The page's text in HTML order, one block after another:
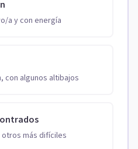
a y con energía
con algunos altibajos
más difíciles